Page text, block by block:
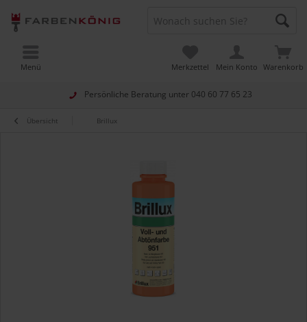
Persönliche Beratung unter 040 60 77 65 23
Warenkorb
Merkzettel Mein Konto
Menü
Übersicht Brillux